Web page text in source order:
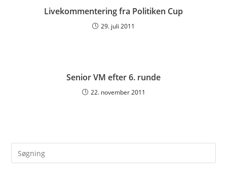
Livekommentering fra Politiken Cup
29. juli 2011
Senior VM efter 6. runde
22. november 2011